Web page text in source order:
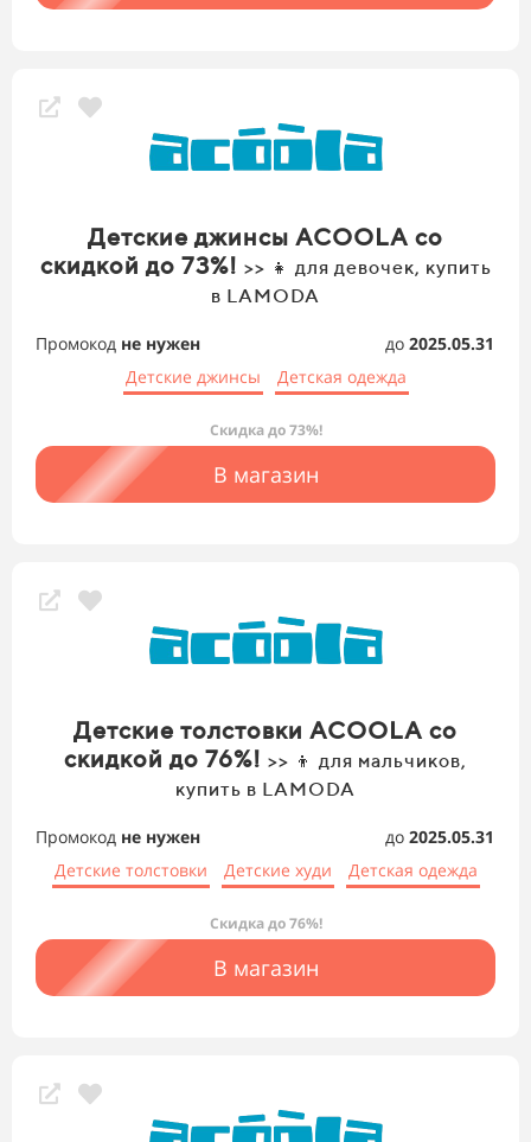
Детские джинсы ACOOLA со
скидкой до 73%! >> 👧 для девочек, купить
в LAMODA
Промокод не нужен до 2025.05.31
Детские джинсы
Детская одежда
Скидка до 73%!
В магазин
Детские толстовки ACOOLA со
скидкой до 76%! >> 👦 для мальчиков,
купить в LAMODA
Промокод не нужен до 2025.05.31
Детские толстовки
Детские худи Детская одежда
Скидка до 76%!
В магазин